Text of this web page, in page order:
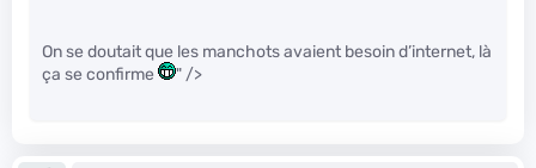
On se doutait que les manchots avaient besoin d’internet, là
ça se confirme
" />